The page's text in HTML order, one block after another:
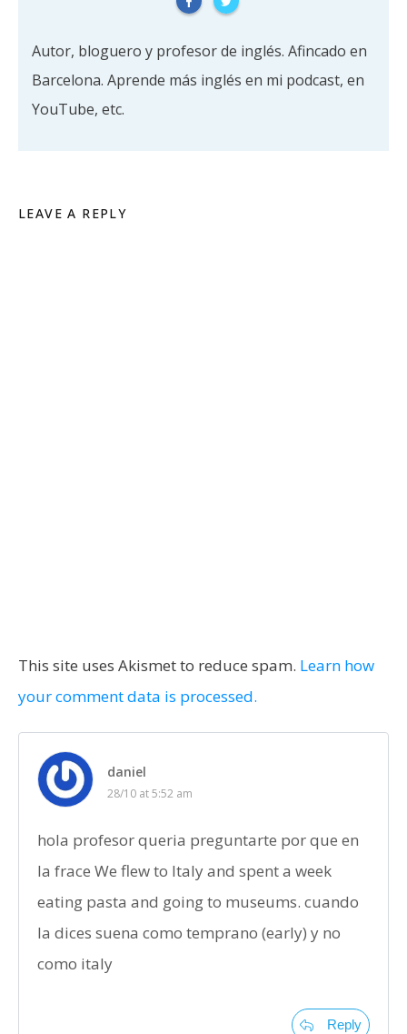
Autor, bloguero y profesor de inglés. Afincado en
Barcelona. Aprende más inglés en mi podcast, en
YouTube, etc.
LEAVE A REPLY
This site uses Akismet to reduce spam. Learn how
your comment data is processed.
daniel
28/10 at 5:52 am
hola profesor queria preguntarte por que en
la frace We flew to Italy and spent a week
eating pasta and going to museums. cuando
la dices suena como temprano (early) y no
como italy
Reply